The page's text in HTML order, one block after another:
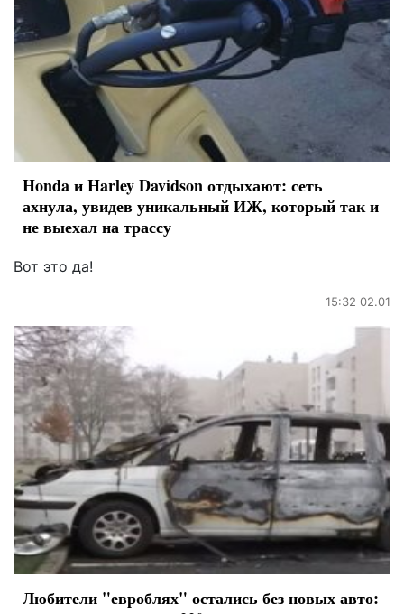
Honda и Harley Davidson отдыхают: сеть
ахнула, увидев уникальный ИЖ, который так и
не выехал на трассу
Вот это да!
15:32 02.01
Любители "евроблях" остались без новых авто: